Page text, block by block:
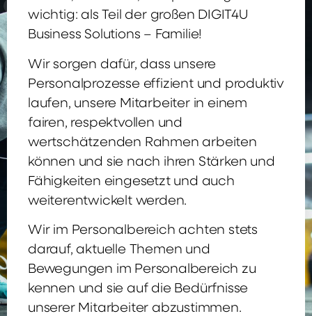
wichtig: als Teil der großen DIGIT4U
Business Solutions – Familie!
Wir sorgen dafür, dass unsere
Personalprozesse effizient und produktiv
laufen, unsere Mitarbeiter in einem
fairen, respektvollen und
wertschätzenden Rahmen arbeiten
können und sie nach ihren Stärken und
Fähigkeiten eingesetzt und auch
weiterentwickelt werden.
Wir im Personalbereich achten stets
darauf, aktuelle Themen und
Bewegungen im Personalbereich zu
kennen und sie auf die Bedürfnisse
unserer Mitarbeiter abzustimmen.